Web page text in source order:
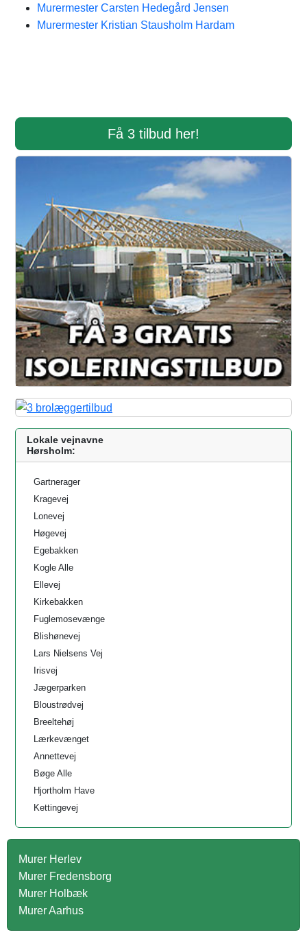
Murermester Carsten Hedegård Jensen
Murermester Kristian Stausholm Hardam
Få 3 tilbud her!
Lokale vejnavne
Hørsholm:
Gartnerager
Kragevej
Lonevej
Høgevej
Egebakken
Kogle Alle
Ellevej
Kirkebakken
Fuglemosevænge
Blishønevej
Lars Nielsens Vej
Irisvej
Jægerparken
Bloustrødvej
Breeltehøj
Lærkevænget
Annettevej
Bøge Alle
Hjortholm Have
Kettingevej
Murer Herlev
Murer Fredensborg
Murer Holbæk
Murer Aarhus